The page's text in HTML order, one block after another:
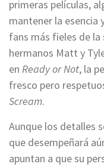
primeras películas,
mantener la esencia
fans más fieles de la
hermanos Matt y
en Ready or Not, la
fresco pero
Scream.
Aunque los detalles
que desempeñará
apuntan a que su